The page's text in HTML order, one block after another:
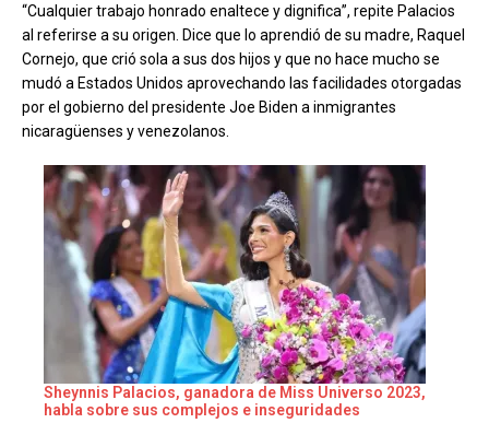
“Cualquier trabajo honrado enaltece y dignifica”, repite Palacios
al referirse a su origen. Dice que lo aprendió de su madre, Raquel
Cornejo, que crió sola a sus dos hijos y que no hace mucho se
mudó a Estados Unidos aprovechando las facilidades otorgadas
por el gobierno del presidente Joe Biden a inmigrantes
nicaragüenses y venezolanos.
Sheynnis Palacios, ganadora de Miss Universo 2023,
habla sobre sus complejos e inseguridades